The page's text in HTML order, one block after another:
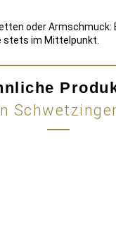
oder Armschmuck:
stets im Mittelpunkt.